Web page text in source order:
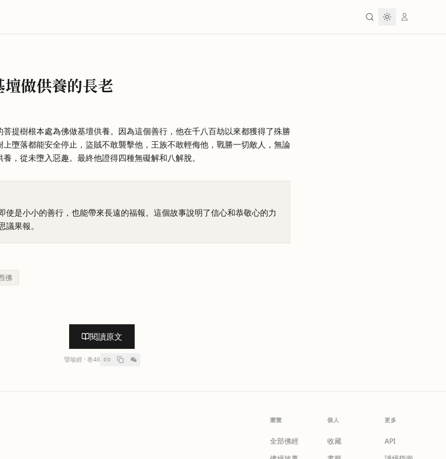
做供養的長老
提樹根本處為佛做基壇供養。因為這個善行，他在千八百劫以來都獲得了殊勝
墮落都能安全停止，盜賊不敢襲擊他，王族不敢輕侮他，戰勝一切敵人，無論
，從未墮入惡趣。最終他證得四種無礙解和八解脫。
使是小小的善行，也能帶來長遠的福報。這個故事說明了信心和恭敬心的力
果報。
佛
閱讀原文
譬喻經 · 卷46
瀏覽
全部佛經
個人
收藏
更多
API